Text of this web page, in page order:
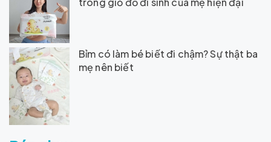
Bỉm có làm bé biết đi chậm? Sự thật ba
mẹ nên biết